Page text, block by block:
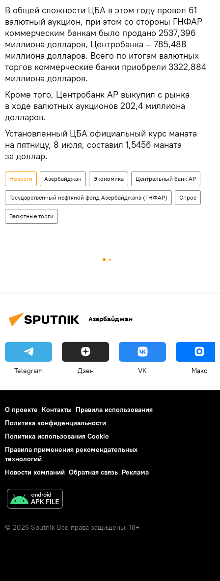
В общей сложности ЦБА в этом году провел 61
валютный аукцион, при этом со стороны ГНФАР
коммерческим банкам было продано 2537,396
миллиона долларов, Центробанка – 785,488
миллиона долларов. Всего по итогам валютных
торгов коммерческие банки приобрели 3322,884
миллиона долларов.
Кроме того, Центробанк АР выкупил с рынка
в ходе валютных аукционов 202,4 миллиона
долларов.
Установленный ЦБА официальный курс маната
на пятницу, 8 июля, составил 1,5456 маната
за доллар.
Новости Азербайджан Экономика Центральный банк АР
Государственный нефтяной фонд Азербайджана (ГНФАР) Спрос
Валютные торги
Азербайджан
Telegram Дзен VK Макс
О проекте Контакты Правила использования
Политика конфиденциальности
Политика использования Cookie
Правила применения рекомендательных
технологий
Новости компаний Обратная связь Реклама
© 2026 Sputnik Все права защищены. 18+